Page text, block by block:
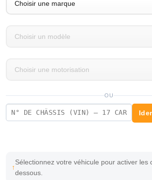
OU
Sélectionnez votre véhicule pour activer les
dessous.